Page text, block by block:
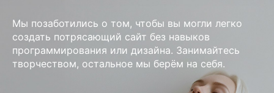
Мы позаботились о том, чтобы вы могли легко
создать потрясающий сайт без навыков
программирования или дизайна. Занимайтесь
творчеством, остальное мы берём на себя.